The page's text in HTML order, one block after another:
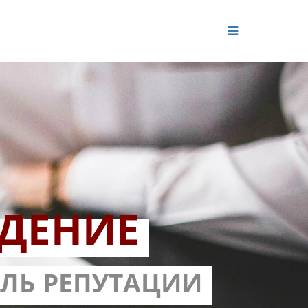
РЕПУТАЦИИ